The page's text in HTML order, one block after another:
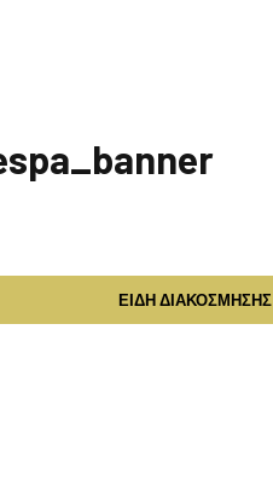
ΕΣΠΑ
2020
ΕΙΔΗ ΔΙΑΚΟΣΜΗΣΗΣ